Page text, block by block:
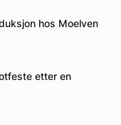
hos Moelven
etter en